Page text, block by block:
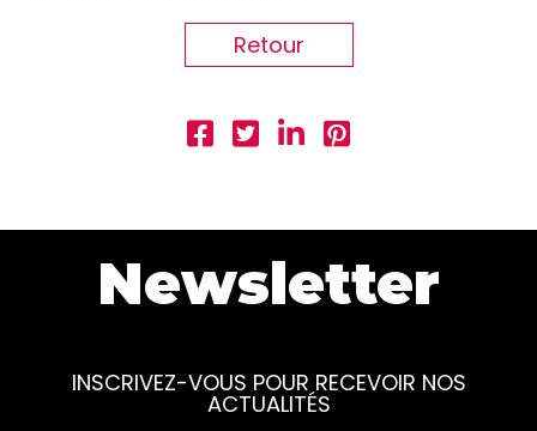
Retour
Newsletter
INSCRIVEZ-VOUS POUR RECEVOIR NOS
ACTUALITÉS